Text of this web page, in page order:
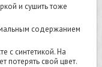
и сушить тоже
содержанием
с синтетикой. На
потерять свой цвет.